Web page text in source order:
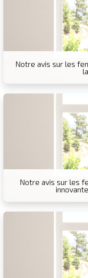
Notre avis sur les
Notre avis sur les